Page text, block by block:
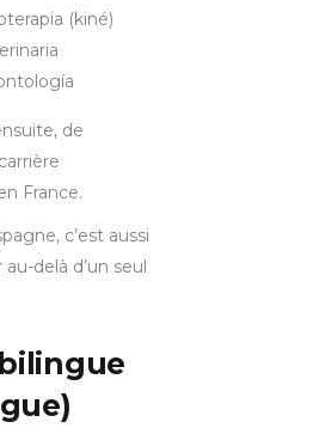
(kiné)
de
France.
c’est aussi
delà d’un seul